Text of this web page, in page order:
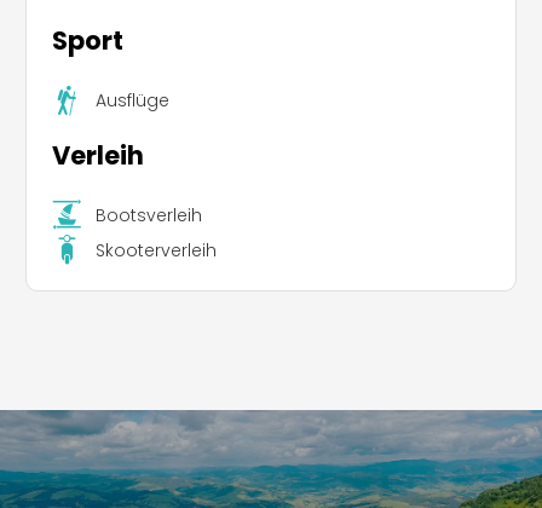
Sport
Ausflüge
Verleih
Bootsverleih
Skooterverleih